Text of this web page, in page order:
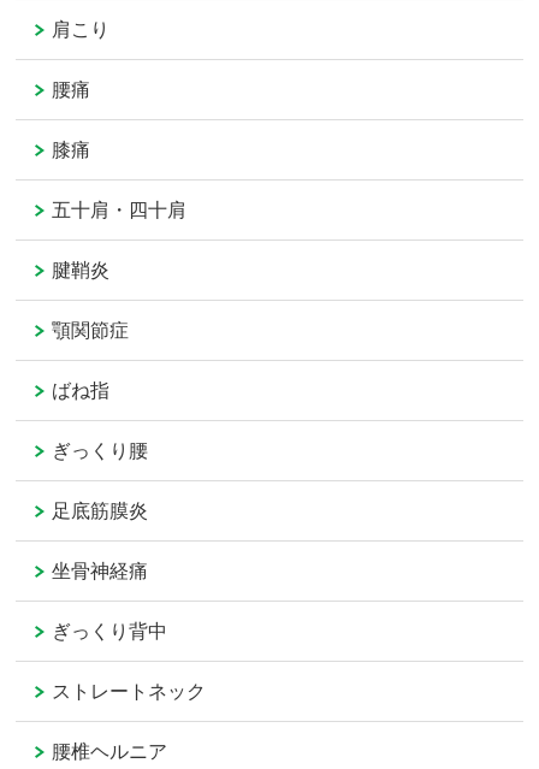
肩こり
腰痛
膝痛
五十肩・四十肩
腱鞘炎
顎関節症
ばね指
ぎっくり腰
足底筋膜炎
坐骨神経痛
ぎっくり背中
ストレートネック
腰椎ヘルニア